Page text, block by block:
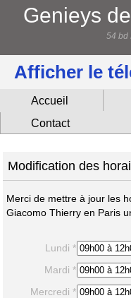
Genieys
54 bd
Afficher le
Accueil
Contact
Modification des
Merci de mettre à jour les
Giacomo Thierry en Paris
Lundi *
Mardi *
Mercredi *